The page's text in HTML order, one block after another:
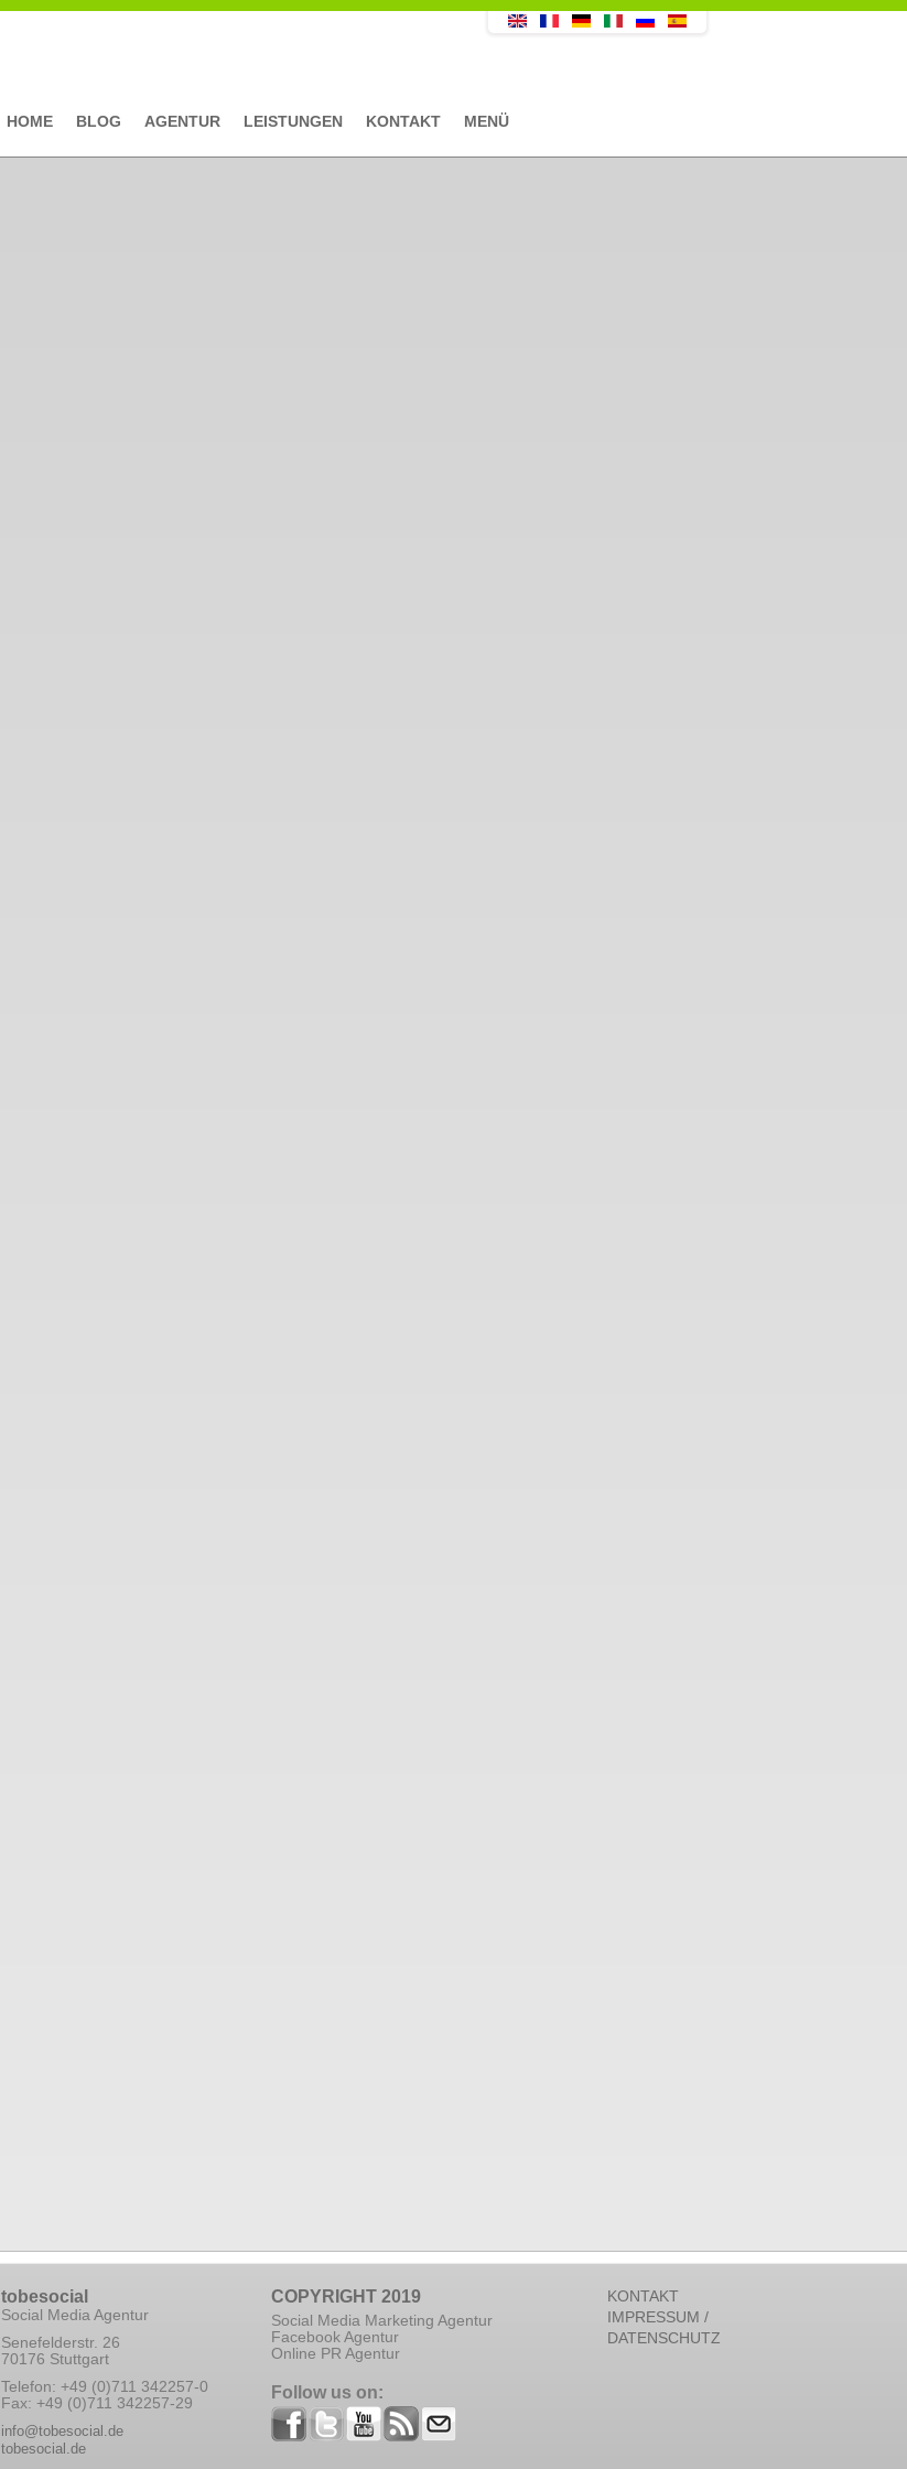
HOME BLOG AGENTUR LEISTUNGEN KONTAKT MENÜ
tobesocial
Social Media Agentur
Senefelderstr. 26
70176 Stuttgart
Telefon: +49 (0)711 342257-0
Fax: +49 (0)711 342257-29
info@tobesocial.de
tobesocial.de
COPYRIGHT 2019
Social Media Marketing Agentur
Facebook Agentur
Online PR Agentur
Follow us on:
KONTAKT
IMPRESSUM /
DATENSCHUTZ